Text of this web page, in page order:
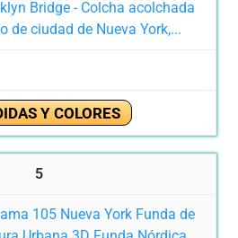
Bridge - Colcha acolchada
de ciudad de Nueva York,...
Y COLORES
5